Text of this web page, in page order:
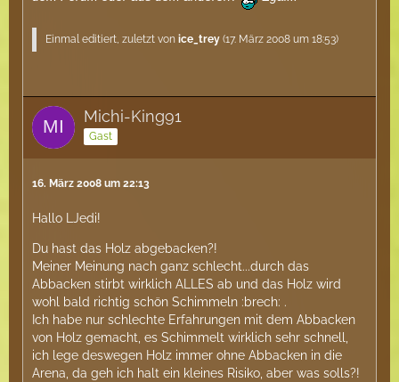
Einmal editiert, zuletzt von ice_trey (17. März 2008 um 18:53)
Michi-King91
Gast
16. März 2008 um 22:13
Hallo LJedi!
Du hast das Holz abgebacken?!
Meiner Meinung nach ganz schlecht...durch das
Abbacken stirbt wirklich ALLES ab und das Holz wird
wohl bald richtig schön Schimmeln :brech: .
Ich habe nur schlechte Erfahrungen mit dem Abbacken
von Holz gemacht, es Schimmelt wirklich sehr schnell,
ich lege deswegen Holz immer ohne Abbacken in die
Arena, da geh ich halt ein kleines Risiko, aber was solls?!